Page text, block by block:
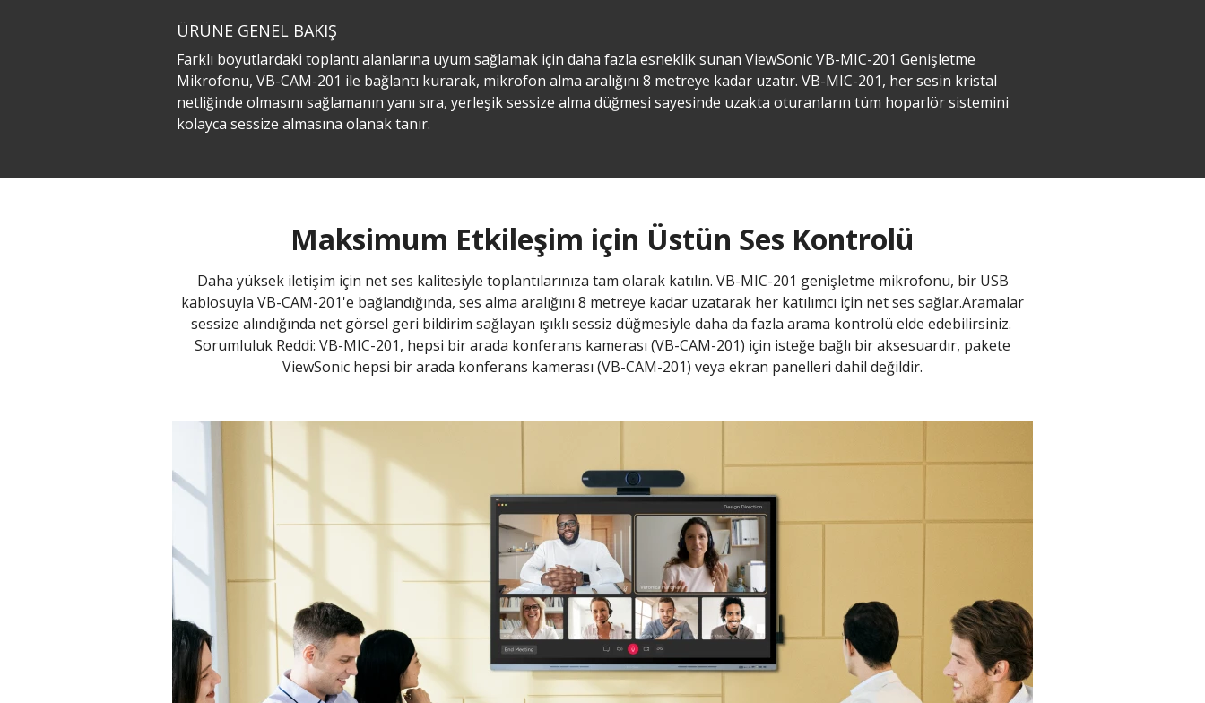
ÜRÜNE GENEL BAKIŞ
Farklı boyutlardaki toplantı alanlarına uyum sağlamak için daha fazla esneklik sunan ViewSonic VB-MIC-201 Genişletme
Mikrofonu, VB-CAM-201 ile bağlantı kurarak, mikrofon alma aralığını 8 metreye kadar uzatır. VB-MIC-201, her sesin kristal
netliğinde olmasını sağlamanın yanı sıra, yerleşik sessize alma düğmesi sayesinde uzakta oturanların tüm hoparlör sistemini
kolayca sessize almasına olanak tanır.
Maksimum Etkileşim için Üstün Ses Kontrolü​​
Daha yüksek iletişim için net ses kalitesiyle toplantılarınıza tam olarak katılın. VB-MIC-201 genişletme mikrofonu, bir USB
kablosuyla VB-CAM-201'e bağlandığında, ses alma aralığını 8 metreye kadar uzatarak her katılımcı için net ses sağlar.Aramalar
sessize alındığında net görsel geri bildirim sağlayan ışıklı sessiz düğmesiyle daha da fazla arama kontrolü elde edebilirsiniz. ​
Sorumluluk Reddi: VB-MIC-201, hepsi bir arada konferans kamerası (VB-CAM-201) için isteğe bağlı bir aksesuardır, pakete
ViewSonic hepsi bir arada konferans kamerası (VB-CAM-201) veya ekran panelleri dahil değildir.